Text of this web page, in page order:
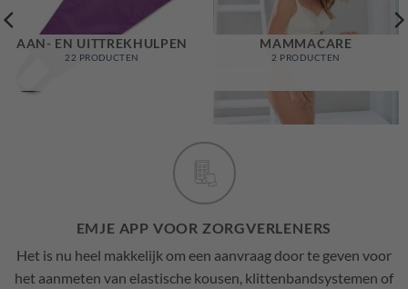
AAN- EN UITTREKHULPEN
22 PRODUCTEN
MAMMACARE
2 PRODUCTEN
EMJE APP VOOR ZORGVERLENERS
Het is nu heel makkelijk om een aanvraag door te geven voor
het aanmeten van elastische kousen, klittenbandsystemen of